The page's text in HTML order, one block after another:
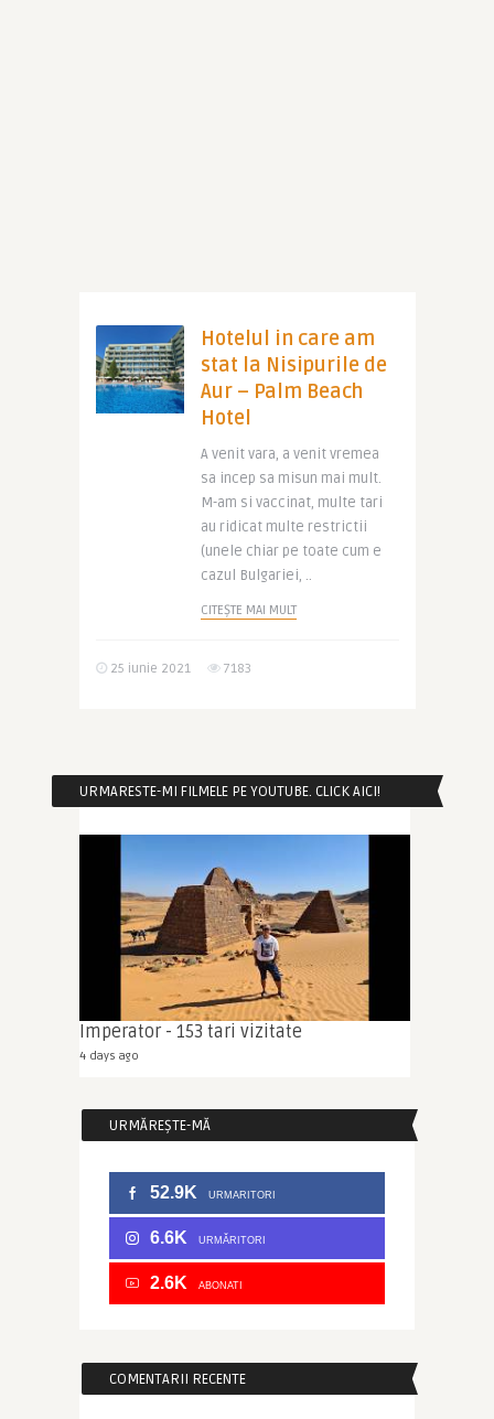
Hotelul in care am
stat la Nisipurile de
Aur – Palm Beach
Hotel
A venit vara, a venit vremea
sa incep sa misun mai mult.
M-am si vaccinat, multe tari
au ridicat multe restrictii
(unele chiar pe toate cum e
cazul Bulgariei, ..
CITEȘTE MAI MULT
25 iunie 2021 7183
URMARESTE-MI FILMELE PE YOUTUBE. CLICK AICI!
Imperator - 153 tari vizitate
4 days ago
URMĂREȘTE-MĂ
52.9K URMARITORI
6.6K URMĂRITORI
2.6K ABONATI
COMENTARII RECENTE